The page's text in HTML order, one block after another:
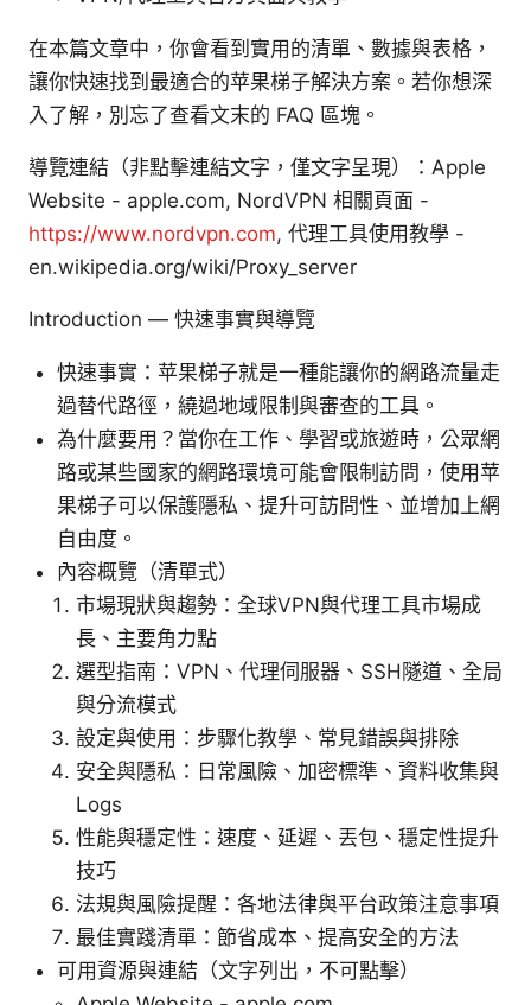
在本篇文章中，你會看到實用的清單、數據與表格，
讓你快速找到最適合的苹果梯子解決方案。若你想深
入了解，別忘了查看文末的 FAQ 區塊。
導覽連結（非點擊連結文字，僅文字呈現）：Apple
Website - apple.com, NordVPN 相關頁面 -
https://www.nordvpn.com, 代理工具使用教學 -
en.wikipedia.org/wiki/Proxy_server
Introduction — 快速事實與導覽
快速事實：苹果梯子就是一種能讓你的網路流量走
過替代路徑，繞過地域限制與審查的工具。
為什麼要用？當你在工作、學習或旅遊時，公眾網
路或某些國家的網路環境可能會限制訪問，使用苹
果梯子可以保護隱私、提升可訪問性、並增加上網
自由度。
內容概覽（清單式）
市場現狀與趨勢：全球VPN與代理工具市場成
長、主要角力點
選型指南：VPN、代理伺服器、SSH隧道、全局
與分流模式
設定與使用：步驟化教學、常見錯誤與排除
安全與隱私：日常風險、加密標準、資料收集與
Logs
性能與穩定性：速度、延遲、丟包、穩定性提升
技巧
法規與風險提醒：各地法律與平台政策注意事項
最佳實踐清單：節省成本、提高安全的方法
可用資源與連結（文字列出，不可點擊）